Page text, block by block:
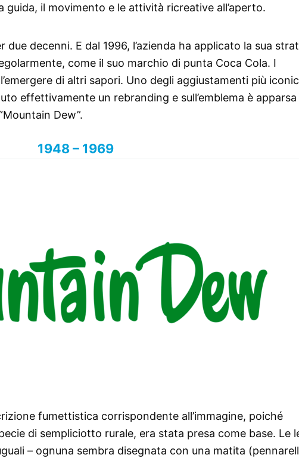
il movimento e le attività ricreative all’aperto.
decenni. E dal 1996, l’azienda ha applicato la sua
come il suo marchio di punta Coca Cola. I
di altri sapori. Uno degli aggiustamenti più
effettivamente un rebranding e sull’emblema è apparsa
Dew”.
1948 – 1969
fumettistica corrispondente all’immagine, poiché
di sempliciotto rurale, era stata presa come base. Le
– ognuna sembra disegnata con una matita